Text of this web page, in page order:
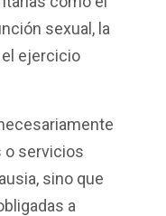
sexual, la
ejercicio
o servicios
sino que
a